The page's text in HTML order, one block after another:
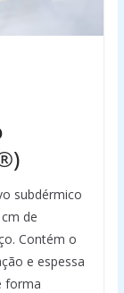
subdérmico
de
Contém o
e espessa
forma